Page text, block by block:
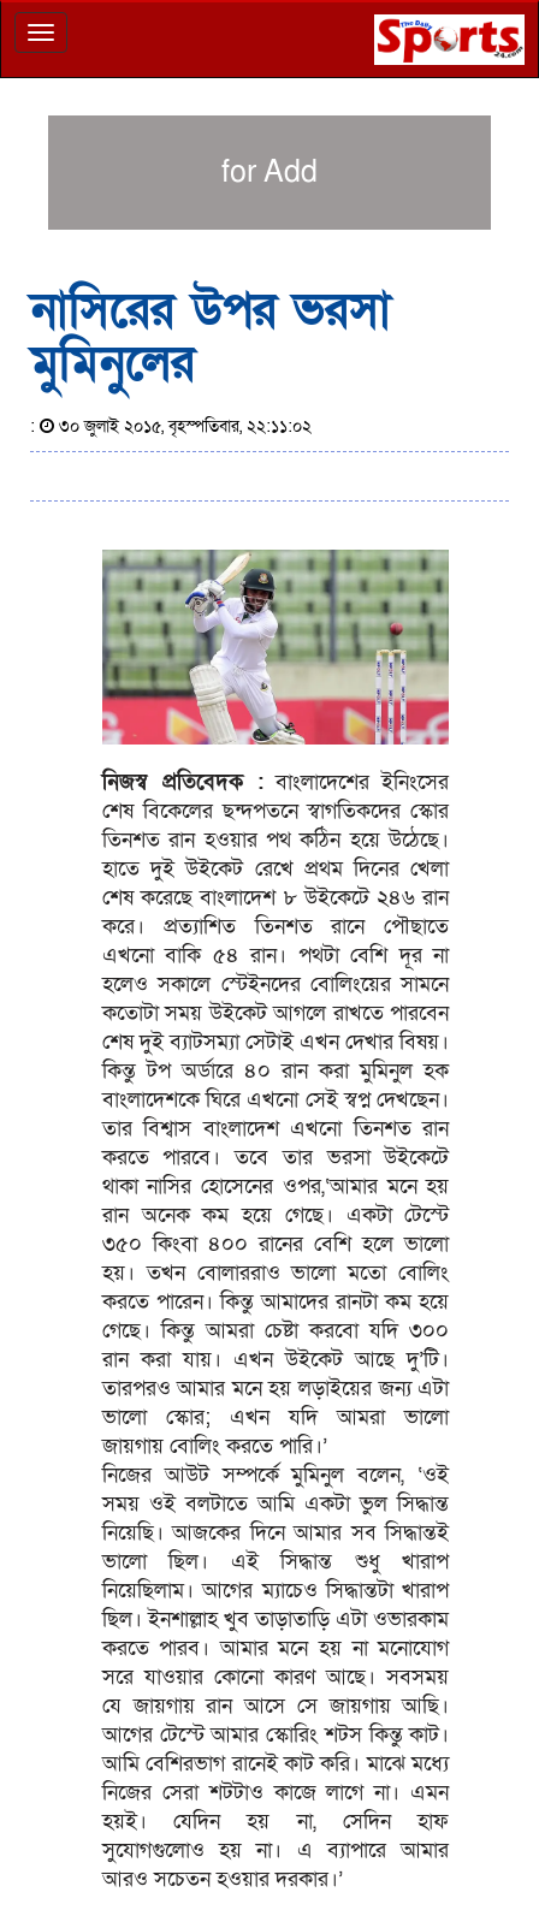
Toggle
navigation
for Add
নাসিরের উপর ভরসা
মুমিনুলের
: ৩০ জুলাই ২০১৫, বৃহস্পতিবার, ২২:১১:০২
নিজস্ব প্রতিবেদক : বাংলাদেশের ইনিংসের
শেষ বিকেলের ছন্দপতনে স্বাগতিকদের স্কোর
তিনশত রান হওয়ার পথ কঠিন হয়ে উঠেছে।
হাতে দুই উইকেট রেখে প্রথম দিনের খেলা
শেষ করেছে বাংলাদেশ ৮ উইকেটে ২৪৬ রান
করে। প্রত্যাশিত তিনশত রানে পৌছাতে
এখনো বাকি ৫৪ রান। পথটা বেশি দূর না
হলেও সকালে স্টেইনদের বোলিংয়ের সামনে
কতোটা সময় উইকেট আগলে রাখতে পারবেন
শেষ দুই ব্যাটসম্যা সেটাই এখন দেখার বিষয়।
কিন্তু টপ অর্ডারে ৪০ রান করা মুমিনুল হক
বাংলাদেশকে ঘিরে এখনো সেই স্বপ্ন দেখছেন।
তার বিশ্বাস বাংলাদেশ এখনো তিনশত রান
করতে পারবে। তবে তার ভরসা উইকেটে
থাকা নাসির হোসেনের ওপর,‘আমার মনে হয়
রান অনেক কম হয়ে গেছে। একটা টেস্টে
৩৫০ কিংবা ৪০০ রানের বেশি হলে ভালো
হয়। তখন বোলাররাও ভালো মতো বোলিং
করতে পারেন। কিন্তু আমাদের রানটা কম হয়ে
গেছে। কিন্তু আমরা চেষ্টা করবো যদি ৩০০
রান করা যায়। এখন উইকেট আছে দু’টি।
তারপরও আমার মনে হয় লড়াইয়ের জন্য এটা
ভালো স্কোর; এখন যদি আমরা ভালো
জায়গায় বোলিং করতে পারি।’
নিজের আউট সম্পর্কে মুমিনুল বলেন, ‘ওই
সময় ওই বলটাতে আমি একটা ভুল সিদ্ধান্ত
নিয়েছি। আজকের দিনে আমার সব সিদ্ধান্তই
ভালো ছিল। এই সিদ্ধান্ত শুধু খারাপ
নিয়েছিলাম। আগের ম্যাচেও সিদ্ধান্তটা খারাপ
ছিল। ইনশাল্লাহ খুব তাড়াতাড়ি এটা ওভারকাম
করতে পারব। আমার মনে হয় না মনোযোগ
সরে যাওয়ার কোনো কারণ আছে। সবসময়
যে জায়গায় রান আসে সে জায়গায় আছি।
আগের টেস্টে আমার স্কোরিং শটস কিন্তু কাট।
আমি বেশিরভাগ রানেই কাট করি। মাঝে মধ্যে
নিজের সেরা শটটাও কাজে লাগে না। এমন
হয়ই। যেদিন হয় না, সেদিন হাফ
সুযোগগুলোও হয় না। এ ব্যাপারে আমার
আরও সচেতন হওয়ার দরকার।’